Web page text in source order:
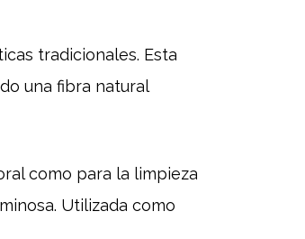
tradicionales. Esta
una fibra natural
como para la limpieza
Utilizada como